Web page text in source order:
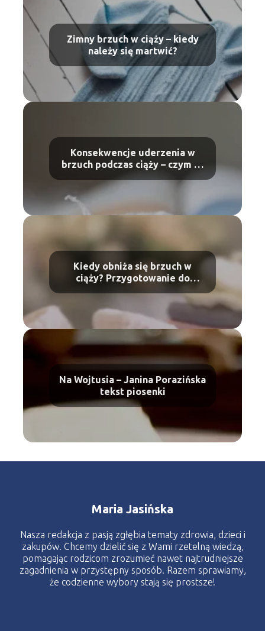
Zimny brzuch w ciąży – kiedy
należy się martwić?
Konsekwencje uderzenia w
brzuch podczas ciąży – czym to
Kiedy obniża się brzuch w
ciąży? Przygotowanie do
Na Wojtusia – Janina Porazińska
tekst piosenki
Maria Jasińska
Nasza redakcja z pasją zgłębia tematy zdrowia, dzieci i
zakupów. Chcemy dzielić się z Wami rzetelną wiedzą,
pomagając rodzicom zrozumieć nawet najtrudniejsze
zagadnienia w przystępny sposób. Razem sprawiamy,
że codzienne wybory stają się prostsze!